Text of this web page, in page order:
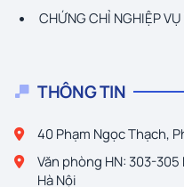
CHỨNG CHỈ NGHIỆP
THÔNG TIN
40 Phạm Ngọc Thạch,
Văn phòng HN: 303-
Hà Nội